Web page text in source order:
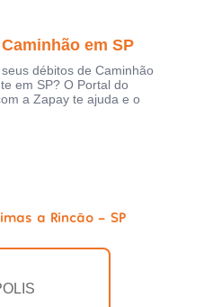
em SP
débitos de Caminhão
em SP? O Portal do
a Zapay te ajuda e o
a Rincão - SP